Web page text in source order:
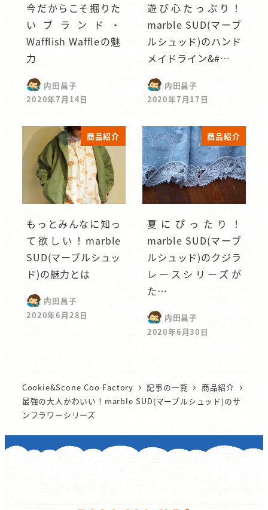
今だからこそ掘りた
いブランド・
Wafflish Waffleの魅
力
内田昌子
2020年7月14日
遊び心たっぷり！
marble SUD(マーブ
ルシュッド)のハンド
メイドライン&#…
内田昌子
2020年7月17日
商品紹介
もっとみんなに知っ
て欲しい！marble
SUD(マーブルシュッ
ド)の魅力とは
内田昌子
2020年6月28日
商品紹介
夏にぴったり！
marble SUD(マーブ
ルシュッド)のクジラ
レースシリーズが
た…
内田昌子
2020年6月30日
Cookie&Scone Coo Factory 記事の一覧
商品紹介
最強の大人かわいい！marble SUD(マーブルシュッド)のサ
ンフラワーシリーズ